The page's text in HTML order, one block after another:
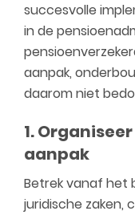
succesvolle
in de
aanpak,
daarom niet
1.
aanpak
Betrek vanaf het
juridische zaken,